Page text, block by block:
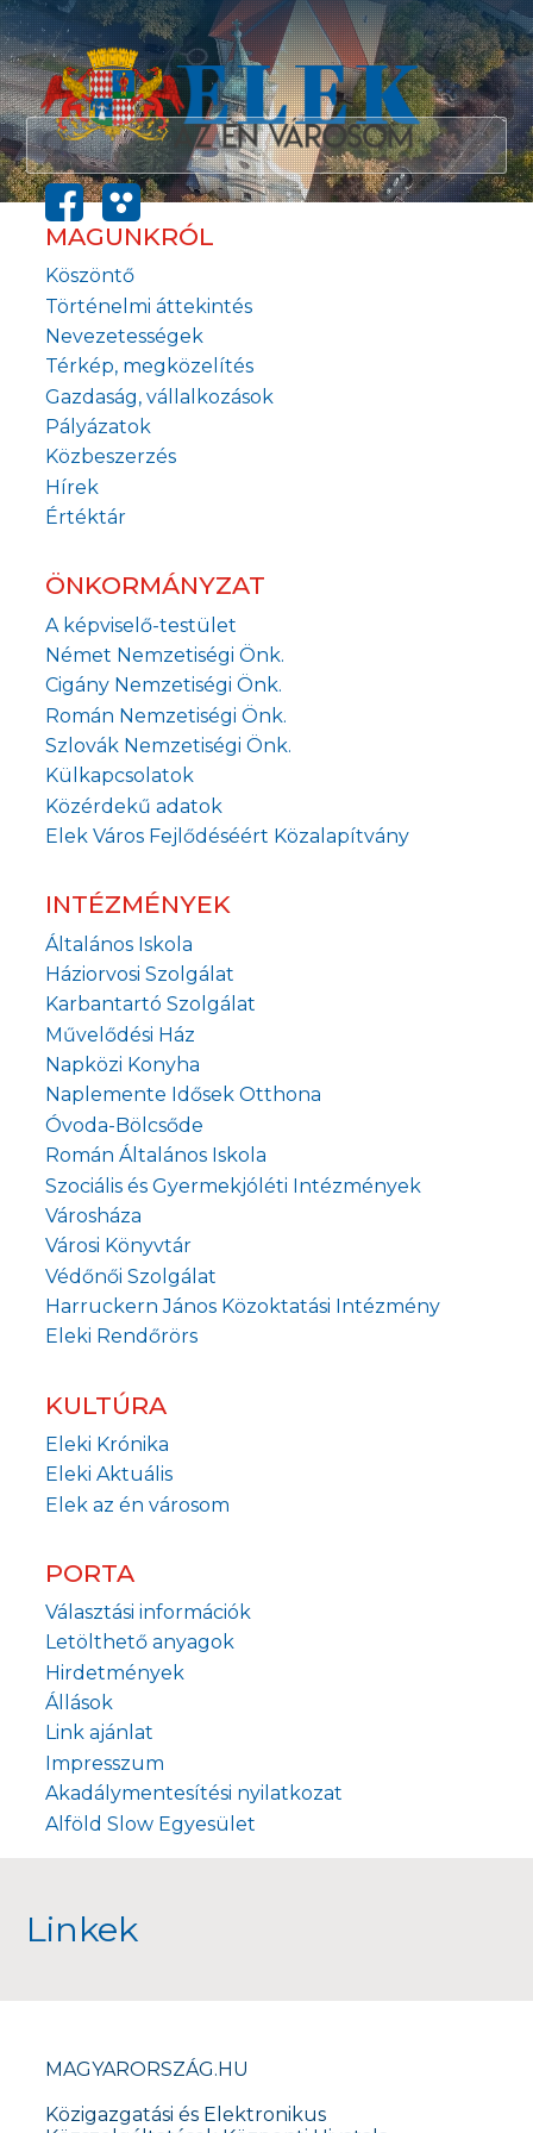
MAGUNKRÓL
Köszöntő
Történelmi áttekintés
Nevezetességek
Térkép, megközelítés
Gazdaság, vállalkozások
Pályázatok
Közbeszerzés
Hírek
Értéktár
ÖNKORMÁNYZAT
A képviselő-testület
Német Nemzetiségi Önk.
Cigány Nemzetiségi Önk.
Román Nemzetiségi Önk.
Szlovák Nemzetiségi Önk.
Külkapcsolatok
Közérdekű adatok
Elek Város Fejlődéséért Közalapítvány
INTÉZMÉNYEK
Általános Iskola
Háziorvosi Szolgálat
Karbantartó Szolgálat
Művelődési Ház
Napközi Konyha
Naplemente Idősek Otthona
Óvoda-Bölcsőde
Román Általános Iskola
Szociális és Gyermekjóléti Intézmények
Városháza
Városi Könyvtár
Védőnői Szolgálat
Harruckern János Közoktatási Intézmény
Eleki Rendőrörs
KULTÚRA
Eleki Krónika
Eleki Aktuális
Elek az én városom
PORTA
Választási információk
Letölthető anyagok
Hirdetmények
Állások
Link ajánlat
Impresszum
Akadálymentesítési nyilatkozat
Alföld Slow Egyesület
MAGYARORSZÁG.HU
Közigazgatási és Elektronikus
Linkek